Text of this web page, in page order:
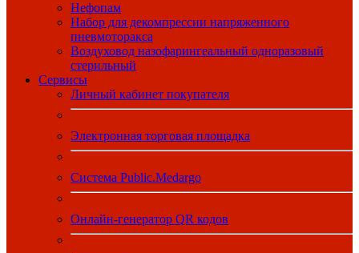
Нефопам
Набор для декомпрессии напряженного
пневмоторакса
Воздуховод назофарингеальный одноразовый
стерильный
Сервисы
Личный кабинет покупателя
Электронная торговая площадка
Система Public.Medargo
Онлайн-генератор QR кодов